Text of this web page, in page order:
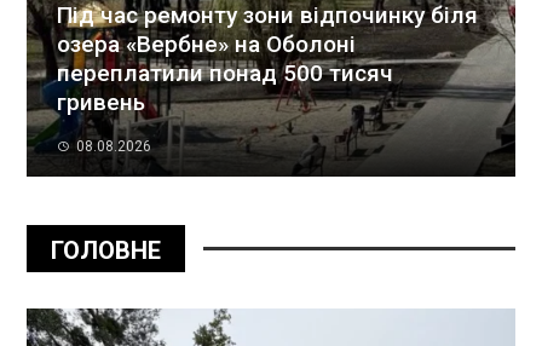
Під час ремонту зони відпочинку біля
озера «Вербне» на Оболоні
переплатили понад 500 тисяч
гривень
08.08.2026
ГОЛОВНЕ